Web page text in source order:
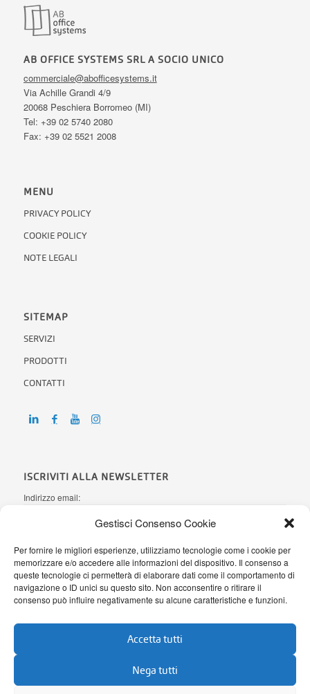
Gestisci Consenso Cookie
Per fornire le migliori esperienze, utilizziamo tecnologie come i cookie per
memorizzare e/o accedere alle informazioni del dispositivo. Il consenso a
queste tecnologie ci permetterà di elaborare dati come il comportamento di
navigazione o ID unici su questo sito. Non acconsentire o ritirare il
consenso può influire negativamente su alcune caratteristiche e funzioni.
Accetta tutti
Nega tutti
AB OFFICE SYSTEMS SRL A SOCIO UNICO
commerciale@abofficesystems.it
Via Achille Grandi 4/9
20068 Peschiera Borromeo (MI)
Tel: +39 02 5740 2080
Fax: +39 02 5521 2008
MENU
PRIVACY POLICY
COOKIE POLICY
NOTE LEGALI
SITEMAP
SERVIZI
PRODOTTI
CONTATTI
ISCRIVITI ALLA NEWSLETTER
Indirizzo email:
Ho letto l'informativa sulla Privacye autorizzo AB Office Systems a
processare i miei dati personali secondo il Regolamento (UE)
2016/679